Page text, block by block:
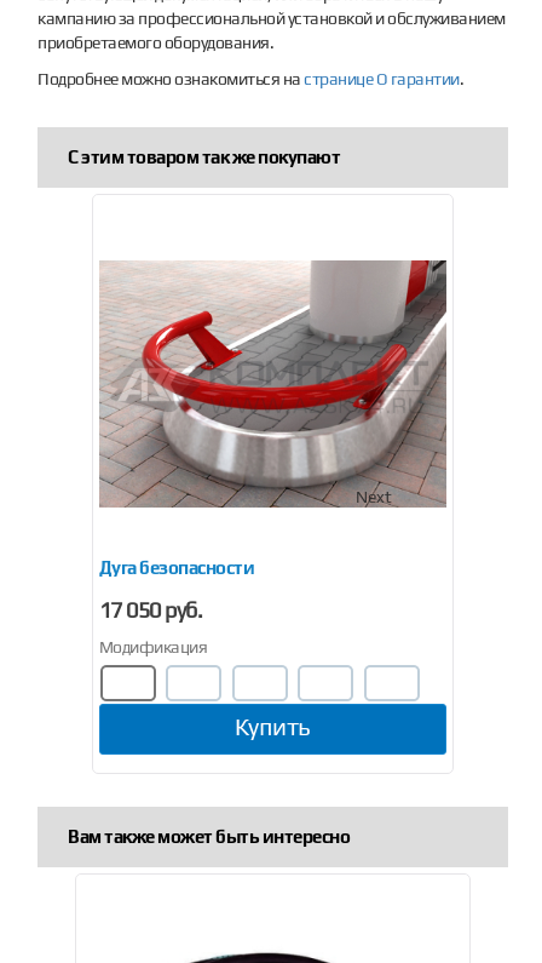
кампанию за профессиональной установкой и обслуживанием
приобретаемого оборудования.
Подробнее можно ознакомиться настранице О гарантии.
С этим товаром так же покупают
Previous
Дуга безопасности
17 050 руб.
Модификация
Купить
Next
Вам также может быть интересно